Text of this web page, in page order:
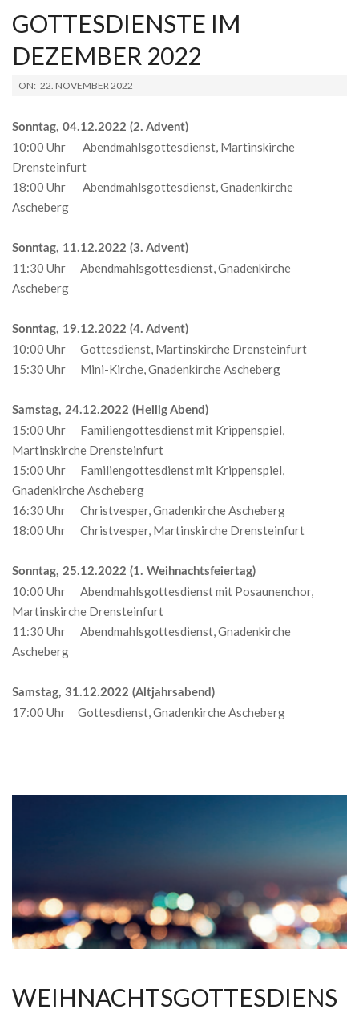
GOTTESDIENSTE IM
DEZEMBER 2022
2022-
22
ON: 22. NOVEMBER 2022
Sonntag, 04.12.2022 (2. Advent)
10:00 Uhr Abendmahlsgottesdienst, Martinskirche
Drensteinfurt
18:00 Uhr Abendmahlsgottesdienst, Gnadenkirche
Ascheberg
Sonntag, 11.12.2022 (3. Advent)
11:30 Uhr Abendmahlsgottesdienst, Gnadenkirche
Ascheberg
Sonntag, 19.12.2022 (4. Advent)
10:00 Uhr Gottesdienst, Martinskirche Drensteinfurt
15:30 Uhr Mini-Kirche, Gnadenkirche Ascheberg
Samstag, 24.12.2022 (Heilig Abend)
15:00 Uhr Familiengottesdienst mit Krippenspiel,
Martinskirche Drensteinfurt
15:00 Uhr Familiengottesdienst mit Krippenspiel,
Gnadenkirche Ascheberg
16:30 Uhr Christvesper, Gnadenkirche Ascheberg
18:00 Uhr Christvesper, Martinskirche Drensteinfurt
Sonntag, 25.12.2022 (1. Weihnachtsfeiertag)
10:00 Uhr Abendmahlsgottesdienst mit Posaunenchor,
Martinskirche Drensteinfurt
11:30 Uhr Abendmahlsgottesdienst, Gnadenkirche
Ascheberg
Samstag, 31.12.2022 (Altjahrsabend)
17:00 Uhr Gottesdienst, Gnadenkirche Ascheberg
WEIHNACHTSGOTTESDIENS